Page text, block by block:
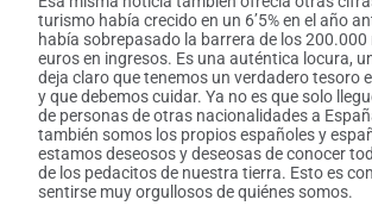
turismo había crecido en un 6’5% en el año
había sobrepasado la barrera de los 200.000
euros en ingresos. Es una auténtica locura,
deja claro que tenemos un verdadero tesoro
y que debemos cuidar. Ya no es que solo
de personas de otras nacionalidades a
también somos los propios españoles y
estamos deseosos y deseosas de conocer
de los pedacitos de nuestra tierra. Esto es
sentirse muy orgullosos de quiénes somos.